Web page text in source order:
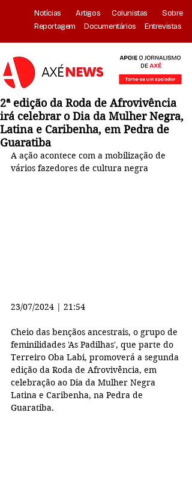
Notícias Artigos Colunistas
Sobre
Reportagem
Documentários Entrevistas
2ª edição da Roda de Afrovivência
irá celebrar o Dia da Mulher Negra,
Latina e Caribenha, em Pedra de
Guaratiba
A ação acontece com a mobilização de
vários fazedores de cultura negra
23/07/2024 | 21:54
Cheio das bençãos ancestrais, o grupo de
feminilidades 'As Padilhas', que parte do
Terreiro Oba Labi, promoverá a segunda
edição da Roda de Afrovivência, em
celebração ao Dia da Mulher Negra
Latina e Caribenha, na Pedra de
Guaratiba.